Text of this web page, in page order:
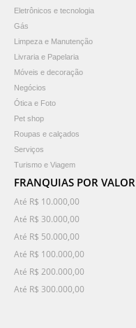
Eletrônicos e tecnologia
Gás
Limpeza e Manutenção
Livraria e Papelaria
Móveis e decoração
Negócios
Ótica e Foto
Pet shop
Roupas e calçados
Serviços
Turismo e Viagem
FRANQUIAS POR VALOR
Até R$ 10.000,00
Até R$ 30.000,00
Até R$ 50.000,00
Até R$ 100.000,00
Até R$ 200.000,00
Até R$ 300.000,00